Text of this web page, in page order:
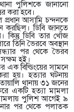
থানা পুলিশকে জানানো
করা হবে।
প্রধান আসামি চন্দনকে
করছিল। ডিবি জানতে
কিন্তু ডিবি তার খোঁজ
তিনি ভৈরবে অবস্থান
পর থেকে ভৈরব
সক্ষম হই।
এক বিল্ডিংয়ের সামনে
হয়। হত্যার ঘটনায়
থানায় ৩১ জনের
একটি হত্যা মামলা
পুলিশ আগেই ৯
পর থেকে পলাতক